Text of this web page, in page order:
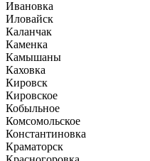
Ивановка
Иловайск
Каланчак
Каменка
Камышаны
Каховка
Кировск
Кировское
Кобыльное
Комсомольское
Константиновка
Краматорск